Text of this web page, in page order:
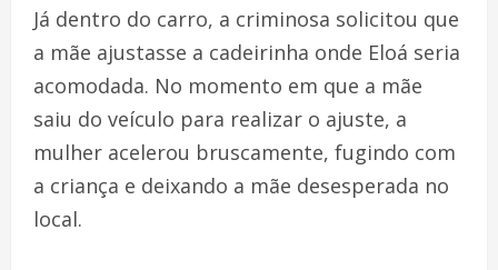
Já dentro do carro, a criminosa solicitou que
a mãe ajustasse a cadeirinha onde Eloá seria
acomodada. No momento em que a mãe
saiu do veículo para realizar o ajuste, a
mulher acelerou bruscamente, fugindo com
a criança e deixando a mãe desesperada no
local.